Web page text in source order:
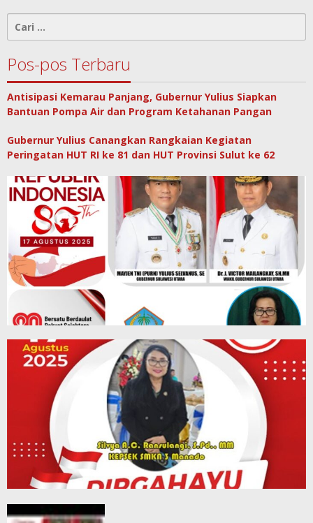
untuk:
Pos-pos Terbaru
Antisipasi Kemarau Panjang, Gubernur Yulius Siapkan
Bantuan Pompa Air dan Program Ketahanan Pangan
Gubernur Yulius Canangkan Rangkaian Kegiatan
Peringatan HUT RI ke 81 dan HUT Provinsi Sulut ke 62